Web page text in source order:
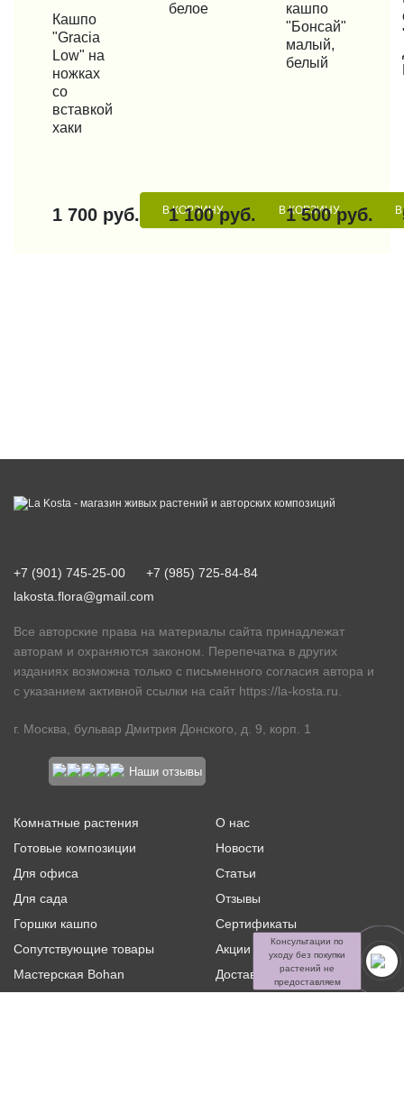
КУПИТЬ В 1 КЛИК
Кашпо
"Graсia
Low" на
ножках
со
вставкой
хаки
1 700 руб. В КОРЗИНУ
белое
1 100 руб. В КОРЗИНУ
кашпо
"Бонсай"
малый,
белый
1 500 руб.
+7 (901) 745-25-00
+7 (985) 725-84-84
lakosta.flora@gmail.com
Все авторские права на материалы сайта принадлежат
авторам и охраняются законом. Перепечатка в других
изданиях возможна только с письменного согласия автора и
с указанием активной ссылки на сайт https://la-kosta.ru
г. Москва, бульвар Дмитрия Донского, д. 9, корп. 1
Наши отзывы
Комнатные растения
Готовые композиции
Для офиса
Для сада
Горшки кашпо
Сопутствующие товары
Мастерская Bohan
О нас
Новости
Статьи
Отзывы
Сертификаты
Акции и скидки
Доставка и оплата
Консультации по
уходу без покупки
растений не
предоставляем